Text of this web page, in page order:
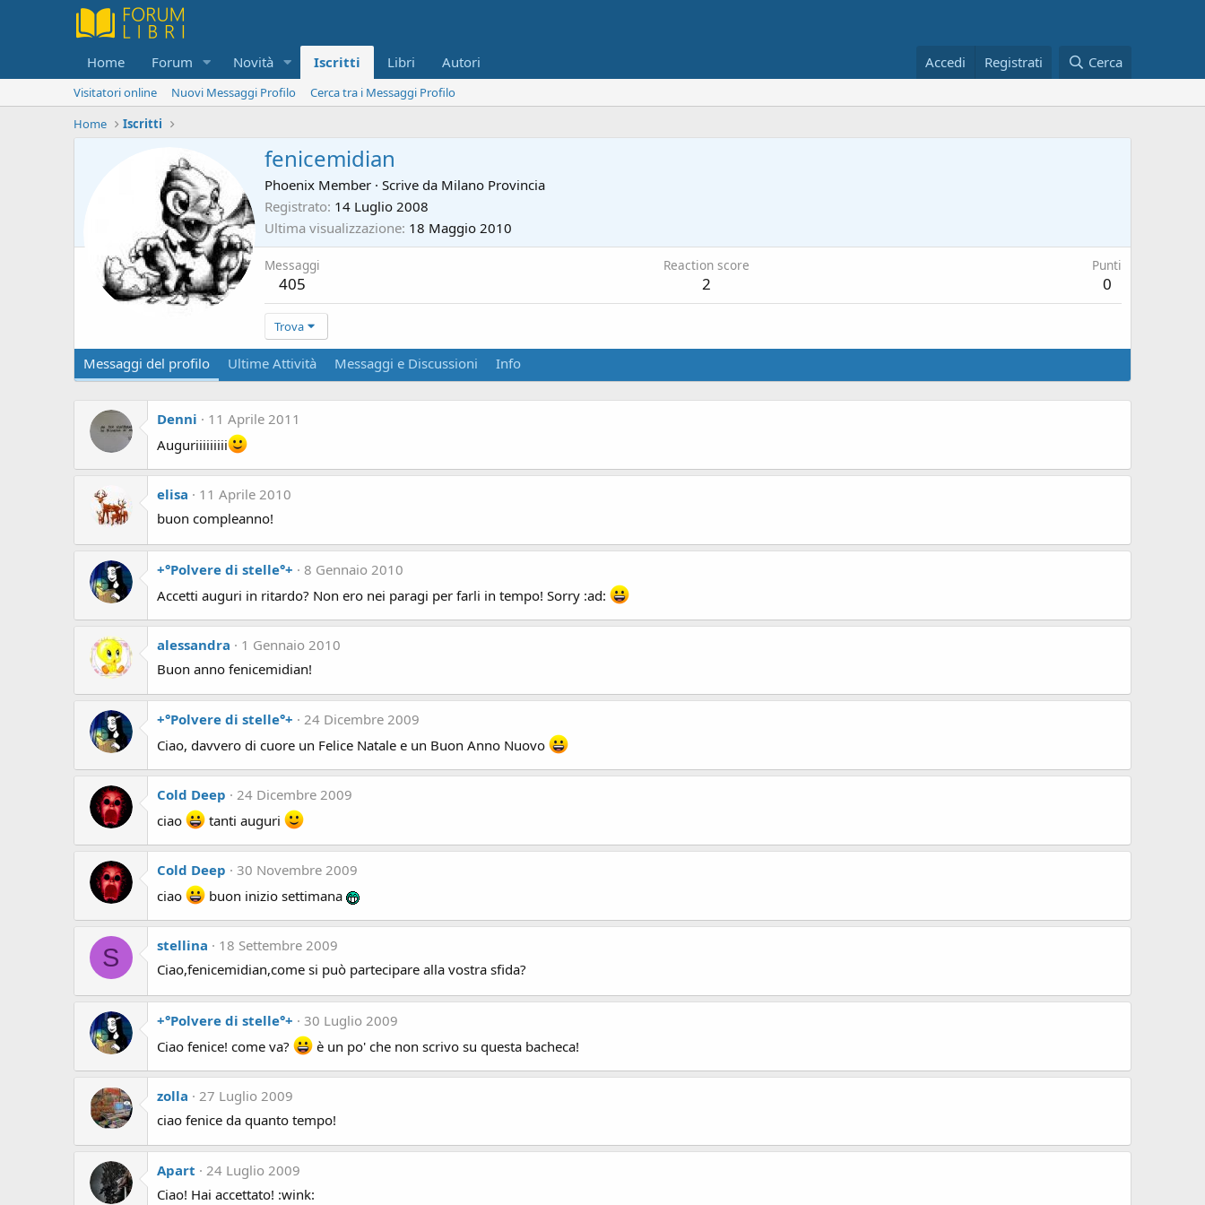
Home Forum Novità Iscritti Libri Autori Accedi Registrati Cerca
Visitatori online Nuovi Messaggi Profilo
Cerca tra i Messaggi Profilo
Home
Iscritti
fenicemidian
Phoenix Member · Scrive da Milano Provincia
Registrato 14 Luglio 2008
Ultima visualizzazione 18 Maggio 2010
Messaggi
405
Reaction score
2
Punti
0
Trova
Messaggi del profilo Ultime Attività Messaggi e Discussioni Info
Denni
11 Aprile 2011
Auguriiiiiiiii
elisa
11 Aprile 2010
buon compleanno!
+°Polvere di stelle°+
8 Gennaio 2010
Accetti auguri in ritardo? Non ero nei paragi per farli in tempo! Sorry :ad:
alessandra
1 Gennaio 2010
Buon anno fenicemidian!
+°Polvere di stelle°+
24 Dicembre 2009
Ciao, davvero di cuore un Felice Natale e un Buon Anno Nuovo
Cold Deep
24 Dicembre 2009
ciao
tanti auguri
Cold Deep
30 Novembre 2009
ciao
buon inizio settimana
S stellina
18 Settembre 2009
Ciao,fenicemidian,come si può partecipare alla vostra sfida?
+°Polvere di stelle°+
30 Luglio 2009
Ciao fenice! come va?
è un po' che non scrivo su questa bacheca!
zolla
27 Luglio 2009
ciao fenice da quanto tempo!
Apart
24 Luglio 2009
Ciao! Hai accettato! :wink: